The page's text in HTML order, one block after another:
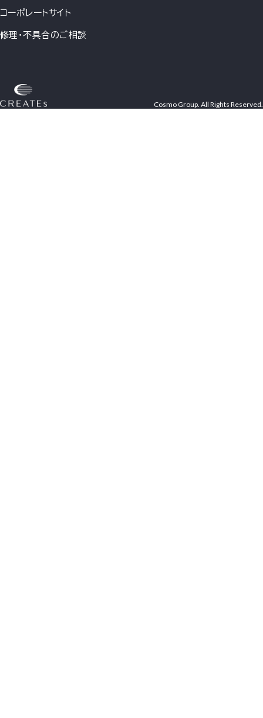
コーポレートサイト
修理・不具合のご相談
Cosmo Group. All Rights Reserved.